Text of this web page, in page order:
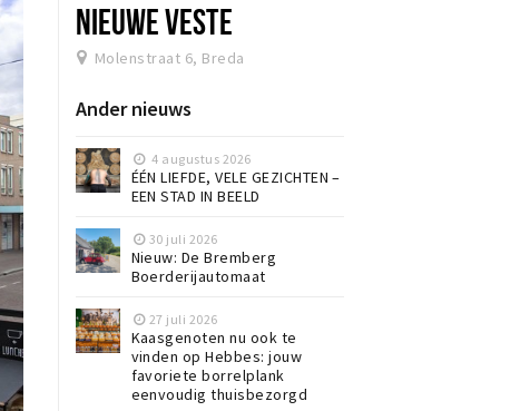
NIEUWE VESTE
Molenstraat 6, Breda
Ander nieuws
4 augustus 2026
ÉÉN LIEFDE, VELE GEZICHTEN –
EEN STAD IN BEELD
30 juli 2026
Nieuw: De Bremberg
Boerderijautomaat
27 juli 2026
Kaasgenoten nu ook te
vinden op Hebbes: jouw
favoriete borrelplank
eenvoudig thuisbezorgd